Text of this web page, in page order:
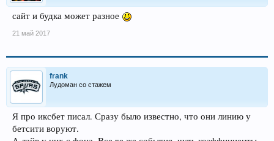
сайт и будка может разное
21 май 2017
frank
Лудоман со стажем
Я про иксбет писал. Сразу было известно, что они линию у
бетсити воруют.